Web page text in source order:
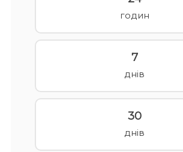
годин
7
днів
30
днів